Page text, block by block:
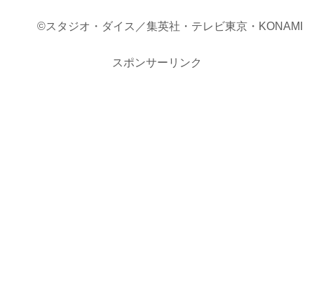
©スタジオ・ダイス／集英社・テレビ東京・KONAMI
スポンサーリンク